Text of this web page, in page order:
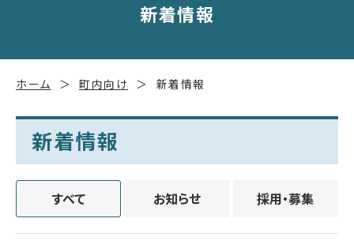
新着情報
ホーム 町内向け 新着情報
新着情報
すべて お知らせ 採用・募集